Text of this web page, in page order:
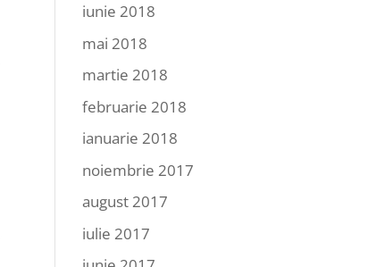
iunie 2018
mai 2018
martie 2018
februarie 2018
ianuarie 2018
noiembrie 2017
august 2017
iulie 2017